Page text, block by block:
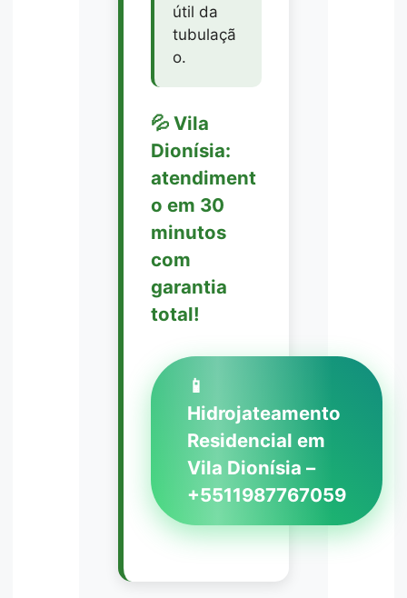
útil da
tubulaçã
o.
💦 Vila
Dionísia:
atendiment
o em 30
minutos
com
garantia
total!
📱
Hidrojateamento
Residencial em
Vila Dionísia –
+5511987767059